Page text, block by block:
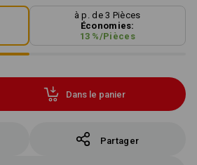
à p. de 3 Pièces
Économies:
13 %/Pièces
Dans le panier
Partager